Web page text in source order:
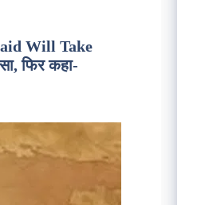
Will Take
फिर कहा-